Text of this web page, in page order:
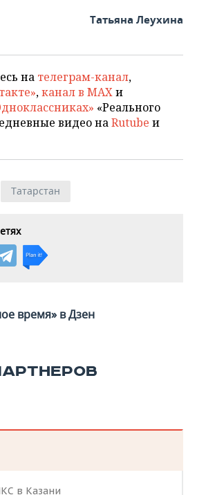
Татьяна Леухина
на телеграм-канал,
,канал в MAXи
«Реального
видео наRutube и
Татарстан
время» в Дзен
в Казани